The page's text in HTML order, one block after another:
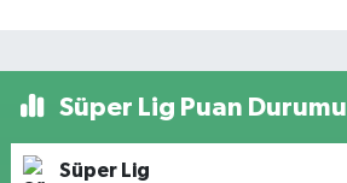
Süper Lig Puan Durumu
Süper Lig